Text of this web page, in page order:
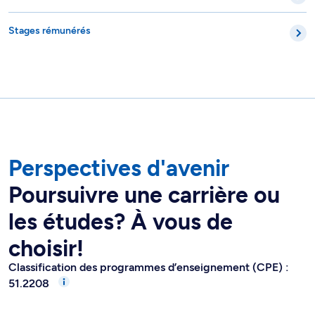
Stages rémunérés
Perspectives d'avenir
Poursuivre une carrière ou
les études? À vous de
choisir!
Classification des programmes d’enseignement (CPE) :
51.2208